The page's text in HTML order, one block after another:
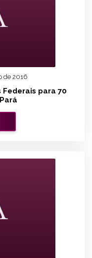
de 2016
Federais para 70